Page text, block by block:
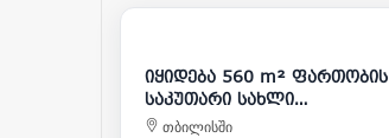
600 000
იყიდება 560 m² ფართობის
საკუთარი სახლი
საბურთალოზე
თბილისში